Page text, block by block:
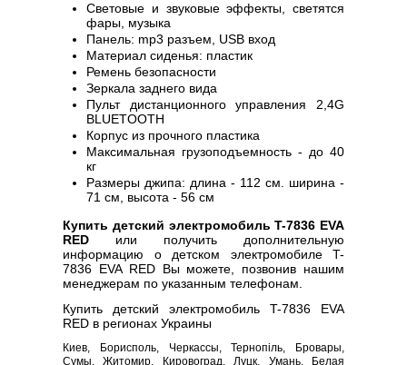
Световые и звуковые эффекты, светятся
фары, музыка
Панель: mp3 разъем, USB вход
Материал сиденья: пластик
Ремень безопасности
Зеркала заднего вида
Пульт дистанционного управления 2,4G
BLUETOOTH
Корпус из прочного пластика
Максимальная грузоподъемность - до 40
кг
Размеры джипа: длина - 112 см. ширина -
71 см, высота - 56 см
Купить детский электромобиль T-7836 EVA
RED или получить дополнительную
информацию о детском электромобиле T-
7836 EVA RED Вы можете, позвонив нашим
менеджерам по указанным телефонам.
Купить детский электромобиль T-7836 EVA
RED в регионах Украины
Киев, Борисполь, Черкассы, Тернопіль, Бровары,
Сумы, Житомир, Кировоград, Луцк, Умань, Белая